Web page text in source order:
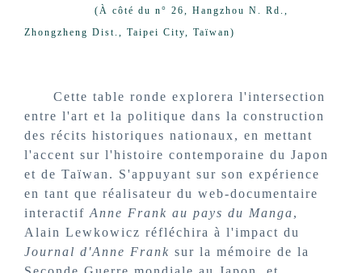
(À côté du n° 26, Hangzhou N. Rd.,
Zhongzheng Dist., Taipei City, Taïwan)
Cette table ronde explorera l'intersection
entre l'art et la politique dans la construction
des récits historiques nationaux, en mettant
l'accent sur l'histoire contemporaine du Japon
et de Taïwan. S'appuyant sur son expérience
en tant que réalisateur du web-documentaire
interactif Anne Frank au pays du Manga,
Alain Lewkowicz réfléchira à l'impact du
Journal d'Anne Frank sur la mémoire de la